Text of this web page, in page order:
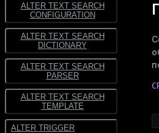
ALTER TEXT SEARCH
CONFIGURATION
ALTER TEXT SEARCH
DICTIONARY
ALTER TEXT SEARCH
PARSER
ALTER TEXT SEARCH
TEMPLATE
ALTER TRIGGER